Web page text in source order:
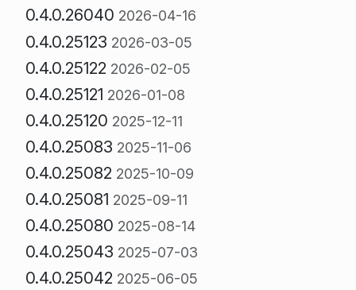
0.4.0.26040 2026-04-16
0.4.0.25123 2026-03-05
0.4.0.25122 2026-02-05
0.4.0.25121 2026-01-08
0.4.0.25120 2025-12-11
0.4.0.25083 2025-11-06
0.4.0.25082 2025-10-09
0.4.0.25081 2025-09-11
0.4.0.25080 2025-08-14
0.4.0.25043 2025-07-03
0.4.0.25042 2025-06-05